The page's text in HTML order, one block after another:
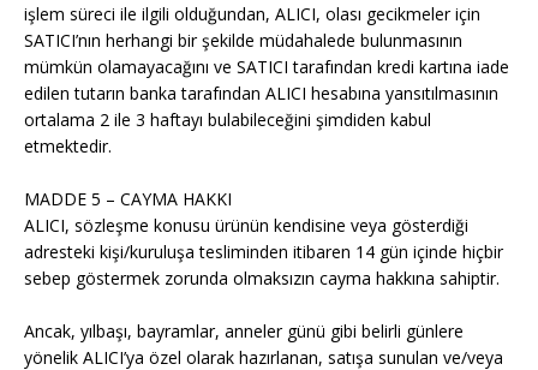
işlem süreci ile ilgili olduğundan, ALICI, olası gecikmeler için
SATICI’nın herhangi bir şekilde müdahalede bulunmasının
mümkün olamayacağını ve SATICI tarafından kredi kartına iade
edilen tutarın banka tarafından ALICI hesabına yansıtılmasının
ortalama 2 ile 3 haftayı bulabileceğini şimdiden kabul
etmektedir.
MADDE 5 – CAYMA HAKKI
ALICI, sözleşme konusu ürünün kendisine veya gösterdiği
adresteki kişi/kuruluşa tesliminden itibaren 14 gün içinde hiçbir
sebep göstermek zorunda olmaksızın cayma hakkına sahiptir.
Ancak, yılbaşı, bayramlar, anneler günü gibi belirli günlere
yönelik ALICI’ya özel olarak hazırlanan, satışa sunulan ve/veya